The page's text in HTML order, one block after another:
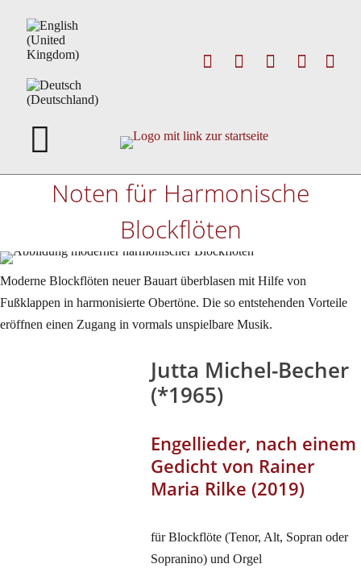
Noten für Harmonische
Blockflöten
Moderne Blockflöten neuer Bauart überblasen mit Hilfe von
Fußklappen in harmonisierte Obertöne. Die so entstehenden Vorteile
eröffnen einen Zugang in vormals unspielbare Musik.
Jutta Michel-Becher
(*1965)
Engellieder, nach einem
Gedicht von Rainer
Maria Rilke (2019)
für Blockflöte (Tenor, Alt, Sopran oder
Sopranino) und Orgel